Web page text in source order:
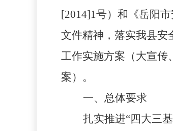
[2014]1号）和《岳阳
文件精神，落实我县安
工作实施方案（大宣传
案）。
一、总体要求
扎实推进“四大三